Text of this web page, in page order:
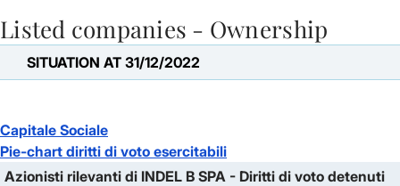
Skip to Main Content
Listed companies - Ownership
SITUATION AT 31/12/2022
Capitale Sociale
Pie-chart diritti di voto esercitabili
Azionisti rilevanti di INDEL B SPA - Diritti di voto detenuti